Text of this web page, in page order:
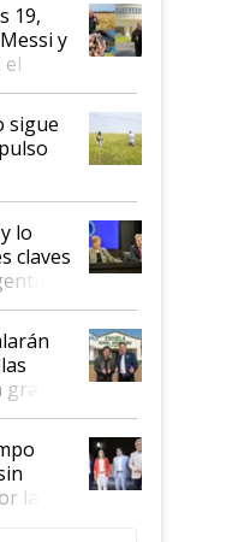
19,
y
el
"darle
sigue
lo
claves
las